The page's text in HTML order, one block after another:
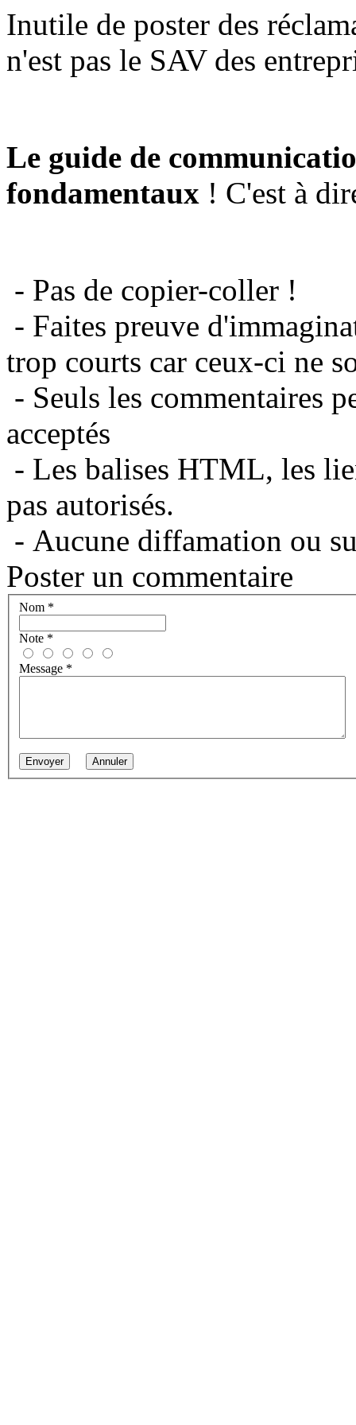
Inutile de poster des
n'est pas le SAV des
Le guide de
fondamentaux ! C'est à
- Pas de copier-coller !
- Faites preuve
trop courts car ceux-ci ne
- Seuls les commentaires
acceptés
- Les balises HTML, les
pas autorisés.
- Aucune diffamation ou
Poster un commentaire
Nom *
Note *
Message *